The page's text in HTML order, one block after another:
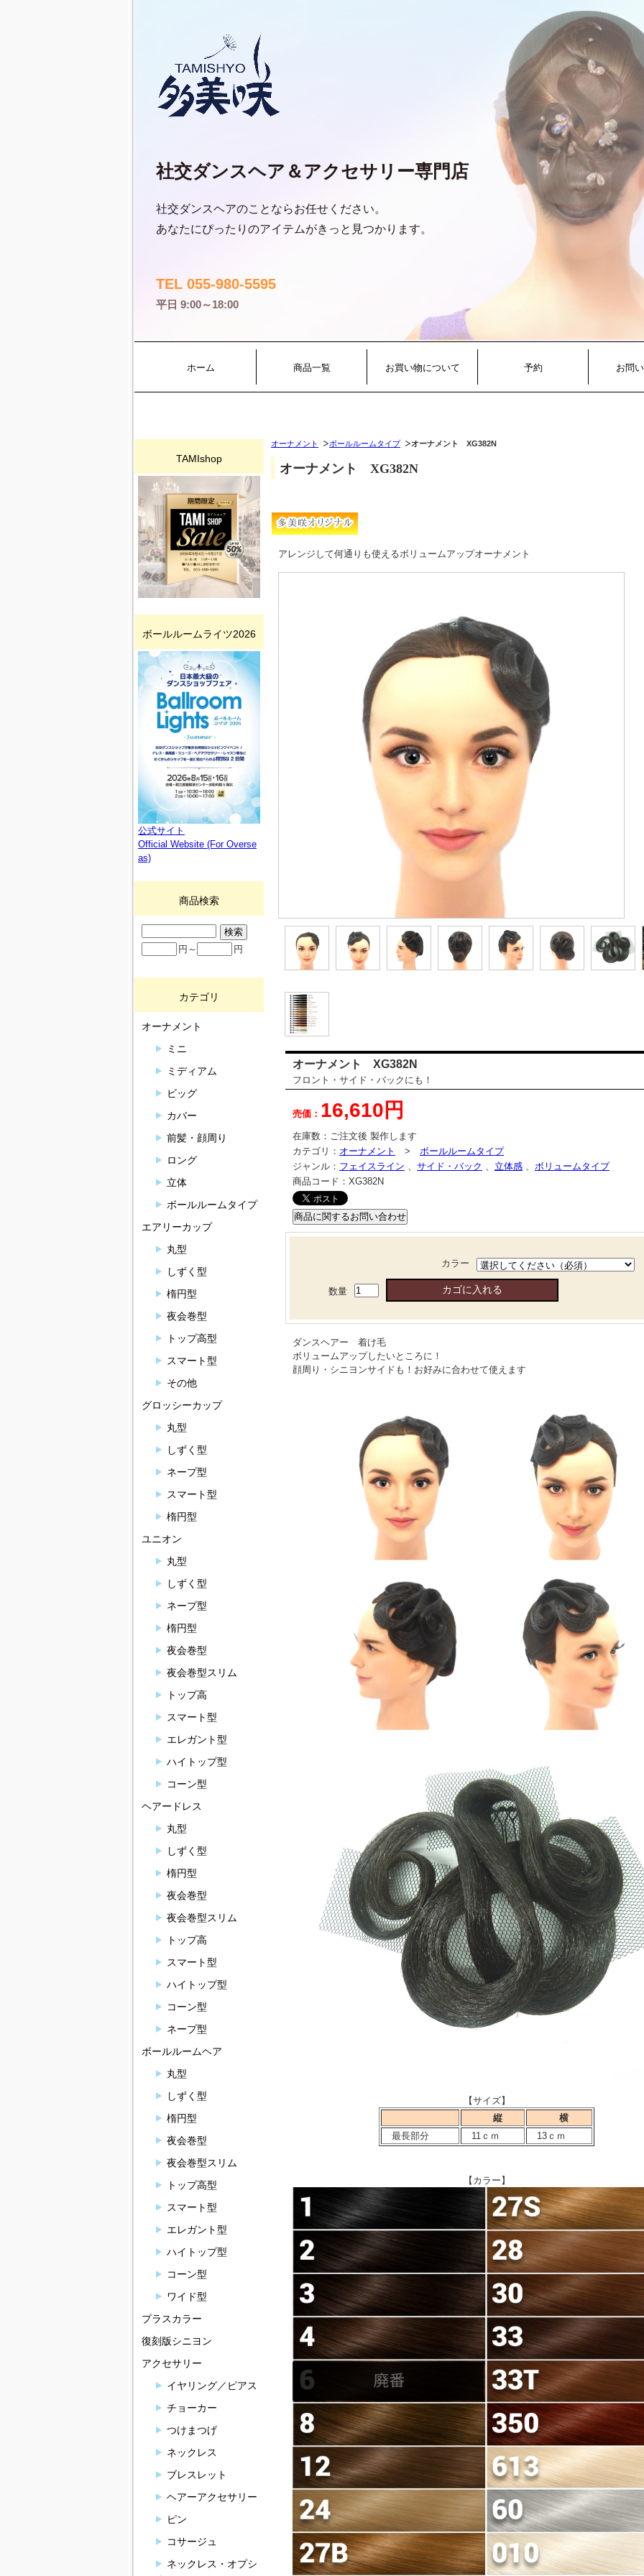
社交ダンスヘア＆アクセサリー専門店
社交ダンスヘアのことならお任せください。
あなたにぴったりのアイテムがきっと見つかります。
TEL 055-980-5595
平日 9:00～18:00
ホーム 商品一覧 お買い物について 予約 お問
オーナメント ボールルームタイプ オーナメント XG382N
オーナメント XG382N
アレンジして何通りも使えるボリュームアップオーナメント
オーナメント XG382N
フロント・サイド・バックにも！
売価： 16,610円
在庫数： ご注文後 製作します
カテゴリ： オーナメント > ボールルームタイプ
ジャンル： フェイスライン サイド・バック 立体感
ボリュームタイプ
商品コード： XG382N
カラー
数量
ダンスヘアー 着け毛
ボリュームアップしたいところに！
顔周り・シニヨンサイドも！お好みに合わせて使えます
【サイズ】
縦
横
最長部分
11ｃｍ 13ｃｍ
【カラー】
TAMIshop
ボールルームライツ2026
公式サイト
Official Website (For Overse
as)
商品検索
円～ 円
カテゴリ
オーナメント
ミニ
ミディアム
ビッグ
カバー
前髪・顔周り
ロング
立体
ボールルームタイプ
エアリーカップ
丸型
しずく型
楕円型
夜会巻型
トップ高型
スマート型
その他
グロッシーカップ
丸型
しずく型
ネープ型
スマート型
楕円型
ユニオン
丸型
しずく型
ネープ型
楕円型
夜会巻型
夜会巻型スリム
トップ高
スマート型
エレガント型
ハイトップ型
コーン型
ヘアードレス
丸型
しずく型
楕円型
夜会巻型
夜会巻型スリム
トップ高
スマート型
ハイトップ型
コーン型
ネープ型
ボールルームヘア
丸型
しずく型
楕円型
夜会巻型
夜会巻型スリム
トップ高型
スマート型
エレガント型
ハイトップ型
コーン型
ワイド型
プラスカラー
復刻版シニヨン
アクセサリー
イヤリング／ピアス
チョーカー
つけまつげ
ネックレス
ブレスレット
ヘアーアクセサリー
ピン
コサージュ
ネックレス・オプシ